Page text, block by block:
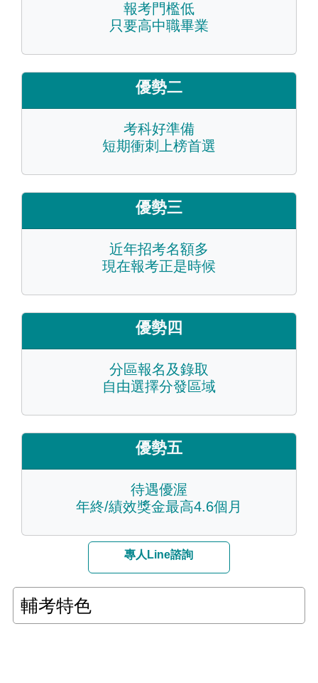
報考門檻低
只要高中職畢業
優勢二
考科好準備
短期衝刺上榜首選
優勢三
近年招考名額多
現在報考正是時候
優勢四
分區報名及錄取
自由選擇分發區域
優勢五
待遇優渥
年終/績效獎金最高4.6個月
專人Line諮詢
輔考特色